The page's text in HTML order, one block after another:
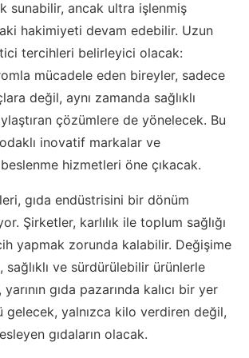
sunabilir, ancak ultra işlenmiş
hakimiyeti devam edebilir. Uzun
tercihleri belirleyici olacak:
mücadele eden bireyler, sadece
değil, aynı zamanda sağlıklı
çözümlere de yönelecek. Bu
inovatif markalar ve
hizmetleri öne çıkacak.
gıda endüstrisini bir dönüm
Şirketler, karlılık ile toplum sağlığı
yapmak zorunda kalabilir. Değişime
ve sürdürülebilir ürünlerle
gıda pazarında kalıcı bir yer
gelecek, yalnızca kilo verdiren değil,
gıdaların olacak.